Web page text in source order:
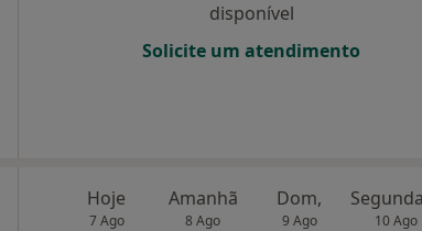
disponível
Solicite um atendimento
Hoje
7 Ago
Amanhã
8 Ago
Dom,
9 Ago 10 Ago